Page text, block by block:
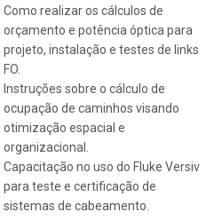
Como realizar os cálculos de
orçamento e potência óptica para
projeto, instalação e testes de links
FO.
Instruções sobre o cálculo de
ocupação de caminhos visando
otimização espacial e
organizacional.
Capacitação no uso do Fluke Versiv
para teste e certificação de
sistemas de cabeamento.